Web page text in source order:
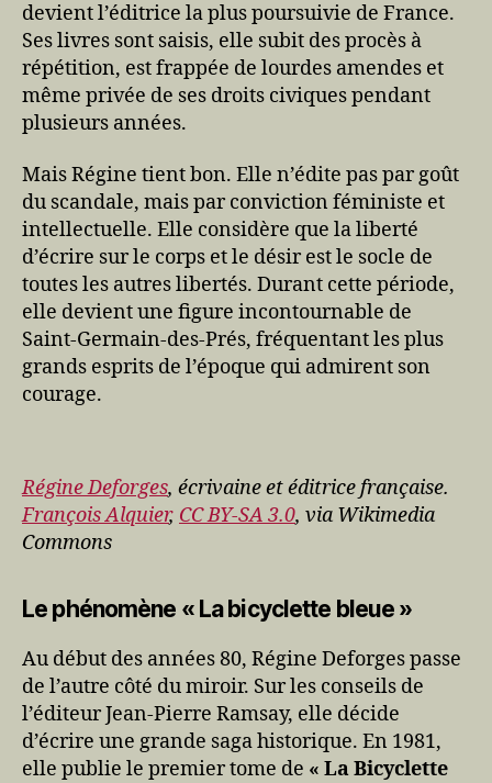
devient l’éditrice la plus poursuivie de France.
Ses livres sont saisis, elle subit des procès à
répétition, est frappée de lourdes amendes et
même privée de ses droits civiques pendant
plusieurs années.
Mais Régine tient bon. Elle n’édite pas par goût
du scandale, mais par conviction féministe et
intellectuelle. Elle considère que la liberté
d’écrire sur le corps et le désir est le socle de
toutes les autres libertés. Durant cette période,
elle devient une figure incontournable de
Saint-Germain-des-Prés, fréquentant les plus
grands esprits de l’époque qui admirent son
courage.
Régine Deforges, écrivaine et éditrice française.
François Alquier, CC BY-SA 3.0, via Wikimedia
Commons
Le phénomène « La bicyclette bleue »
Au début des années 80, Régine Deforges passe
de l’autre côté du miroir. Sur les conseils de
l’éditeur Jean-Pierre Ramsay, elle décide
d’écrire une grande saga historique. En 1981,
elle publie le premier tome de « La Bicyclette